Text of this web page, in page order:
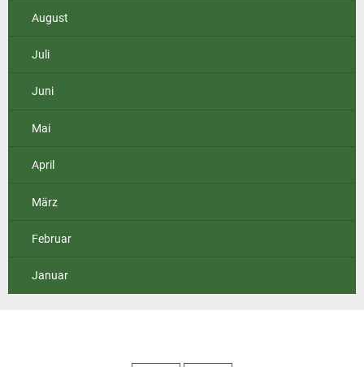
August
Juli
Juni
Mai
April
März
Februar
Januar